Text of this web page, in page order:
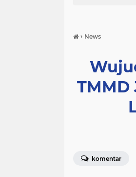
› News
TMMD
komentar